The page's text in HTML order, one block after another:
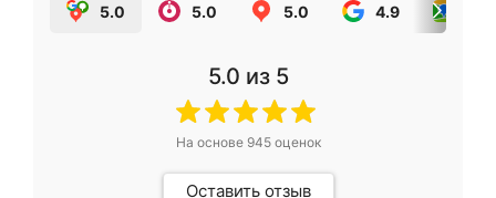
5.0 5.0 5.0 4.9
5.0 из 5
На основе 945оценок
Оставить отзыв